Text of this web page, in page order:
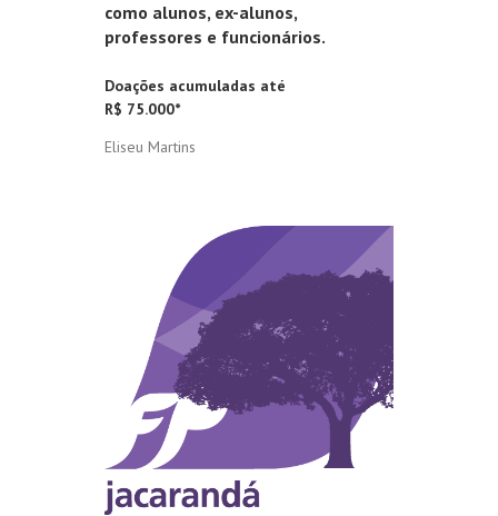
como alunos, ex-alunos,
professores e funcionários.
Doações acumuladas até
R$ 75.000*
Eliseu Martins